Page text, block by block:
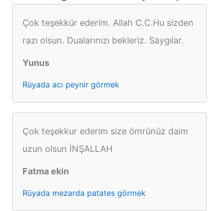
Çok teşekkür ederim. Allah C.C.Hu sizden
razı olsun. Dualarınızı bekleriz. Saygılar.
Yunus
Rüyada acı peynir görmek
Çok teşekkur ederim size ömrünüz daim
uzun olsun İNŞALLAH
Fatma ekin
Rüyada mezarda patates görmek